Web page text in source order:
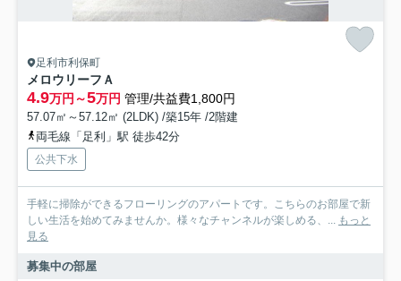
足利市利保町
メロウリーフＡ
4.9万円～5万円 管理/共益費1,800円
57.07㎡～57.12㎡ (2LDK) /築15年 /2階建
両毛線「足利」駅 徒歩42分
公共下水
手軽に掃除ができるフローリングのアパートです。こちらのお部屋で新
しい生活を始めてみませんか。様々なチャンネルが楽しめる、... もっと
見る
募集中の部屋